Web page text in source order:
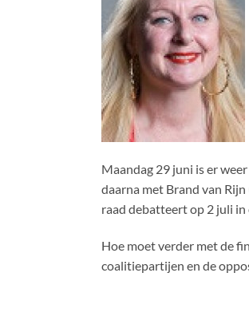
Maandag 29 juni is er
daarna met Brand van
raad debatteert op 2 juli in
Hoe moet verder met de
coalitiepartijen en de